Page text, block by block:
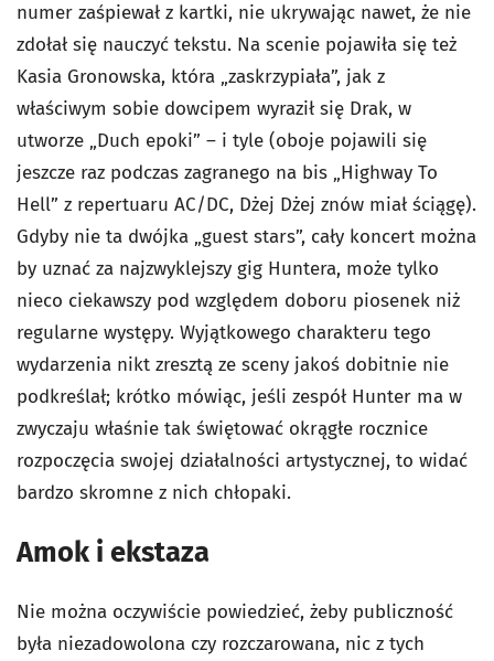
numer zaśpiewał z kartki, nie ukrywając nawet, że nie
zdołał się nauczyć tekstu. Na scenie pojawiła się też
Kasia Gronowska, która „zaskrzypiała”, jak z
właściwym sobie dowcipem wyraził się Drak, w
utworze „Duch epoki” – i tyle (oboje pojawili się
jeszcze raz podczas zagranego na bis „Highway To
Hell” z repertuaru AC/DC, Dżej Dżej znów miał ściągę).
Gdyby nie ta dwójka „guest stars”, cały koncert można
by uznać za najzwyklejszy gig Huntera, może tylko
nieco ciekawszy pod względem doboru piosenek niż
regularne występy. Wyjątkowego charakteru tego
wydarzenia nikt zresztą ze sceny jakoś dobitnie nie
podkreślał; krótko mówiąc, jeśli zespół Hunter ma w
zwyczaju właśnie tak świętować okrągłe rocznice
rozpoczęcia swojej działalności artystycznej, to widać
bardzo skromne z nich chłopaki.
Amok i ekstaza
Nie można oczywiście powiedzieć, żeby publiczność
była niezadowolona czy rozczarowana, nic z tych